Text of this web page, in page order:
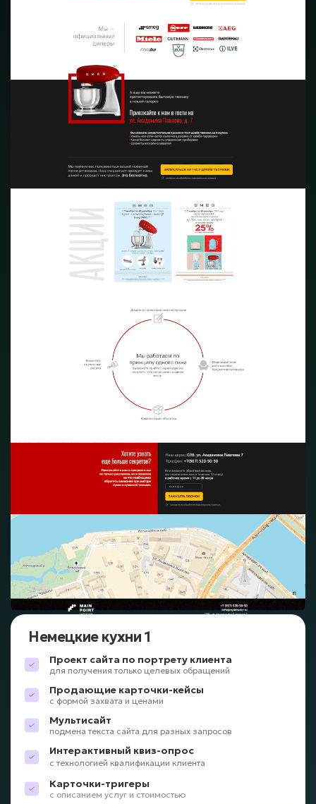
Немецкие кухни 1
Проект сайта по портрету клиента
для получения только целевых обращений
Продающие карточки-кейсы
с формой захвата и ценами
Мультисайт
подмена текста сайта для разных запросов
Интерактивный квиз-опрос
с технологией квалификации клиента
Карточки-тригеры
с описанием услуг и стоимостью